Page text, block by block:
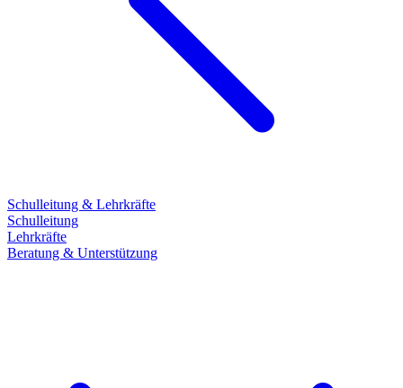
Schulleitung & Lehrkräfte
Schulleitung
Lehrkräfte
Beratung & Unterstützung